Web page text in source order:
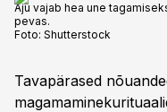
Aju vajab hea une
pevas.
Foto: Shutterstock
Tavapärased